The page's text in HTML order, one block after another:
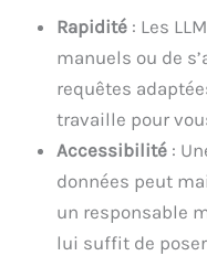
Rapidité : Les
manuels ou de
requêtes
travaille pour
Accessibilité :
données peut
un responsable
lui suffit de